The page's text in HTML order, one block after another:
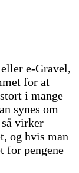
e-Gravel,
for at
i mange
synes om
virker
og hvis man
for pengene